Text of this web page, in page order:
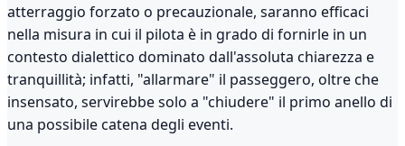
atterraggio forzato o precauzionale, saranno efficaci
nella misura in cui il pilota è in grado di fornirle in un
contesto dialettico dominato dall'assoluta chiarezza e
tranquillità; infatti, "allarmare" il passeggero, oltre che
insensato, servirebbe solo a "chiudere" il primo anello di
una possibile catena degli eventi.